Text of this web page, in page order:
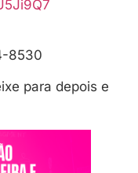
8530
para depois e